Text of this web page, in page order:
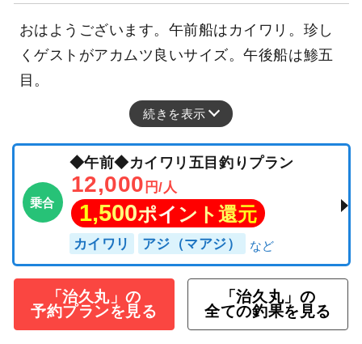
おはようございます。午前船はカイワリ。珍し
くゲストがアカムツ良いサイズ。午後船は鯵五
目。
続きを表示
乗合
◆午前◆カイワリ五目釣りプラン
12,000 円/人
1,500ポイント還元
カイワリ アジ（マアジ）
「治久丸」の
予約プランを見る
「治久丸」の
全ての釣果を見る